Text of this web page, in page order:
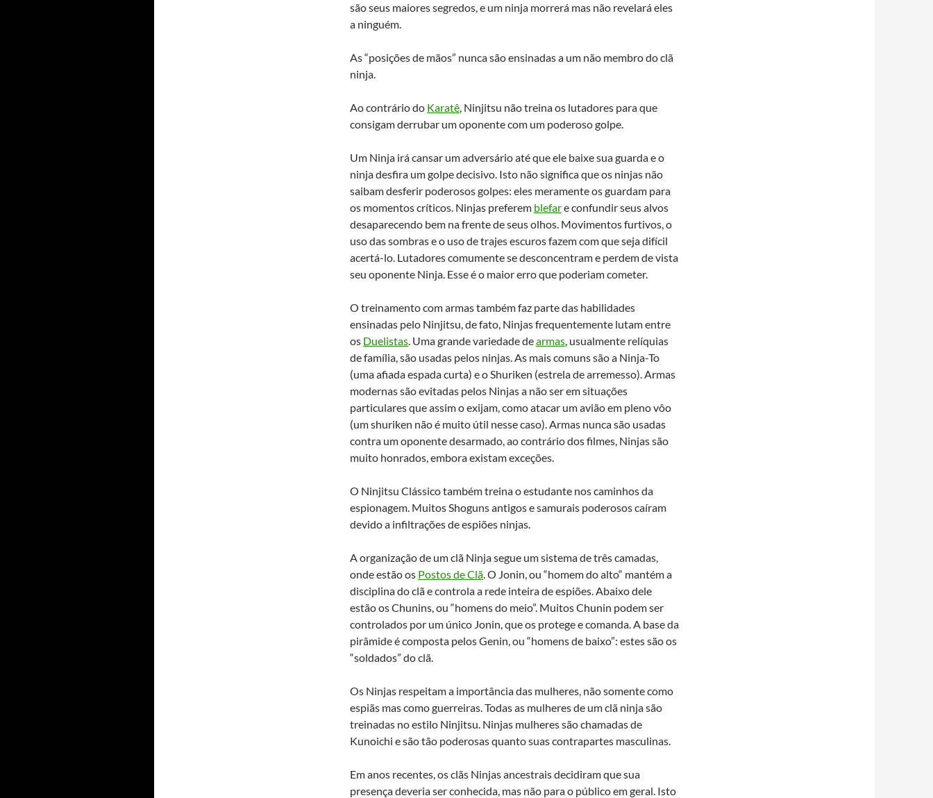
são seus maiores segredos, e um ninja morrerá mas não revelará eles
a ninguém.
As “posições de mãos” nunca são ensinadas a um não membro do clã
ninja.
Ao contrário do Karatê, Ninjitsu não treina os lutadores para que
consigam derrubar um oponente com um poderoso golpe.
Um Ninja irá cansar um adversário até que ele baixe sua guarda e o
ninja desfira um golpe decisivo. Isto não significa que os ninjas não
saibam desferir poderosos golpes: eles meramente os guardam para
os momentos críticos. Ninjas preferem blefare confundir seus alvos
desaparecendo bem na frente de seus olhos. Movimentos furtivos, o
uso das sombras e o uso de trajes escuros fazem com que seja difícil
acertá-lo. Lutadores comumente se desconcentram e perdem de vista
seu oponente Ninja. Esse é o maior erro que poderiam cometer.
O treinamento com armas também faz parte das habilidades
ensinadas pelo Ninjitsu, de fato, Ninjas frequentemente lutam entre
os Duelistas. Uma grande variedade dearmas, usualmente relíquias
de família, são usadas pelos ninjas. As mais comuns são a Ninja-To
(uma afiada espada curta) e o Shuriken (estrela de arremesso). Armas
modernas são evitadas pelos Ninjas a não ser em situações
particulares que assim o exijam, como atacar um avião em pleno vôo
(um shuriken não é muito útil nesse caso). Armas nunca são usadas
contra um oponente desarmado, ao contrário dos filmes, Ninjas são
muito honrados, embora existam exceções.
O Ninjitsu Clássico também treina o estudante nos caminhos da
espionagem. Muitos Shoguns antigos e samurais poderosos caíram
devido a infiltrações de espiões ninjas.
A organização de um clã Ninja segue um sistema de três camadas,
onde estão os Postos de Clã. O Jonin, ou “homem do alto“ mantém a
disciplina do clã e controla a rede inteira de espiões. Abaixo dele
estão os Chunins, ou “homens do meio”. Muitos Chunin podem ser
controlados por um único Jonin, que os protege e comanda. A base da
pirâmide é composta pelos Genin, ou “homens de baixo”: estes são os
“soldados” do clã.
Os Ninjas respeitam a importância das mulheres, não somente como
espiãs mas como guerreiras. Todas as mulheres de um clã ninja são
treinadas no estilo Ninjitsu. Ninjas mulheres são chamadas de
Kunoichi e são tão poderosas quanto suas contrapartes masculinas.
Em anos recentes, os clãs Ninjas ancestrais decidiram que sua
presença deveria ser conhecida, mas não para o público em geral. Isto